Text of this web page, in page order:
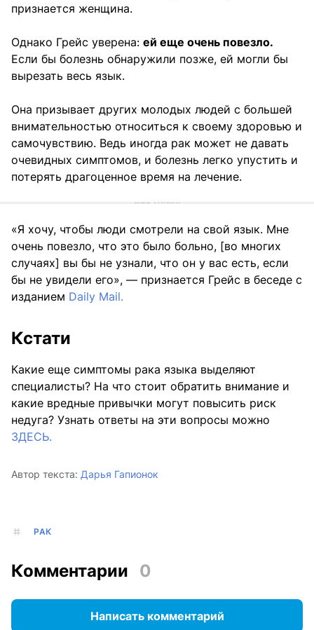
признается женщина.
Однако Грейс уверена: ей еще очень повезло.
Если бы болезнь обнаружили позже, ей могли бы
вырезать весь язык.
Она призывает других молодых людей с большей
внимательностью относиться к своему здоровью и
самочувствию. Ведь иногда рак может не давать
очевидных симптомов, и болезнь легко упустить и
потерять драгоценное время на лечение.
«Я хочу, чтобы люди смотрели на свой язык. Мне
очень повезло, что это было больно, [во многих
случаях] вы бы не узнали, что он у вас есть, если
бы не увидели его», — признается Грейс в беседе с
изданием Daily Mail.
Кстати
Какие еще симптомы рака языка выделяют
специалисты? На что стоит обратить внимание и
какие вредные привычки могут повысить риск
недуга? Узнать ответы на эти вопросы можно
ЗДЕСЬ.
Автор текста: Дарья Гапионок
РАК
Комментарии 0
Написать комментарий